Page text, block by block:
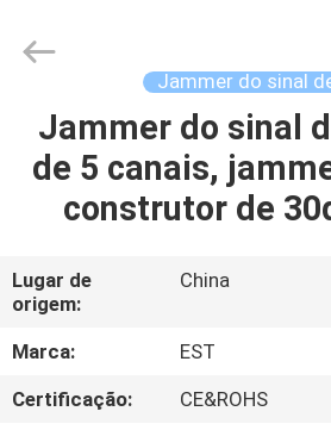
LAR
PRODUTOS
VÍDEOS
SOBRE
NÓS
EASTLONGE
ELECTRONICS(HK)
Jammer do sinal
Jammer do sinal
de 5 canais,
construtor de
Lugar de
origem:
China
Marca:
EST
Certificação:
CE&ROHS